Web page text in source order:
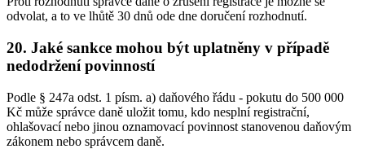
odvolat, a to ve lhůtě 30 dnů ode dne doručení rozhodnutí.
20. Jaké sankce mohou být uplatněny v případě
nedodržení povinností
Podle § 247a odst. 1 písm. a) daňového řádu - pokutu do 500 000
Kč může správce daně uložit tomu, kdo nesplní registrační,
ohlašovací nebo jinou oznamovací povinnost stanovenou daňovým
zákonem nebo správcem daně.